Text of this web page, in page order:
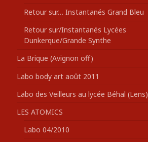
Retour sur… Instantanés Grand Bleu
Retour sur/Instantanés Lycées
Dunkerque/Grande Synthe
La Brique (Avignon off)
Labo body art août 2011
Labo des Veilleurs au lycée Béhal (Lens)
LES ATOMICS
Labo 04/2010